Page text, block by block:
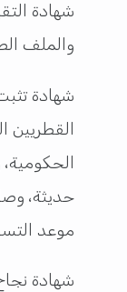
شهادة
والملف
شهادة
القطريين
حديثة،
موعد
شهادة